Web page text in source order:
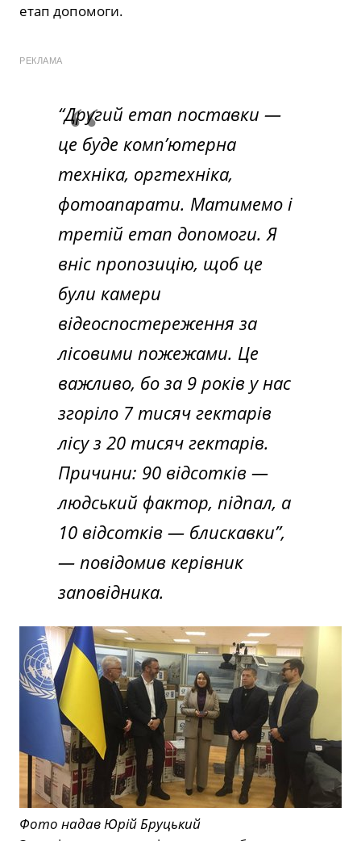
етап допомоги.
РЕКЛАМА
“Другий етап поставки —
це буде комп’ютерна
техніка, оргтехніка,
фотоапарати. Матимемо і
третій етап допомоги. Я
вніс пропозицію, щоб це
були камери
відеоспостереження за
лісовими пожежами. Це
важливо, бо за 9 років у нас
згоріло 7 тисяч гектарів
лісу з 20 тисяч гектарів.
Причини: 90 відсотків —
людський фактор, підпал, а
10 відсотків — блискавки”,
— повідомив керівник
заповідника.
Фото надав Юрій Бруцький